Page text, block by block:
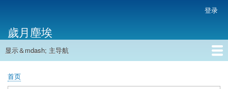
主
内
帐
户
菜
单
登录
歲月塵埃
主
航
显示＆mdash; 主导航
首页
面
首页